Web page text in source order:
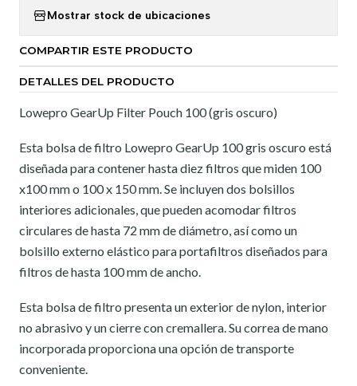
Mostrar stock de ubicaciones
COMPARTIR ESTE PRODUCTO
DETALLES DEL PRODUCTO
Lowepro GearUp Filter Pouch 100 (gris oscuro)
Esta bolsa de filtro Lowepro GearUp 100gris oscuro está
diseñada para contener hasta diez filtros que miden 100
x100 mm o 100 x 150 mm.Se incluyen dos bolsillos
interiores adicionales, que pueden acomodar filtros
circulares de hasta 72 mm de diámetro, así como un
bolsillo externo elástico para portafiltros diseñados para
filtros de hasta 100 mm de ancho.
Esta bolsa de filtro presenta un exterior de nylon, interior
no abrasivo y un cierre con cremallera.Su correa de mano
incorporada proporciona una opción de transporte
conveniente.